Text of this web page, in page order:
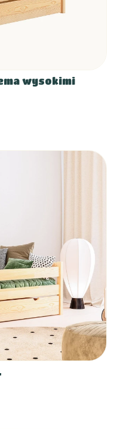
wysokimi